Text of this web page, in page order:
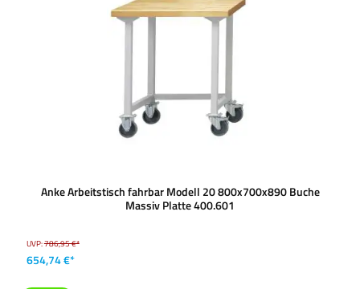
Anke Arbeitstisch fahrbar Modell 20 800x700x890 Buche
Massiv Platte 400.601
UVP:786,95 €*
654,74 €*